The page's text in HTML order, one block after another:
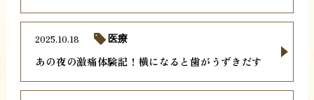
あの夜の激痛体験記！横になると歯がうずきだす
2025.10.18 医療